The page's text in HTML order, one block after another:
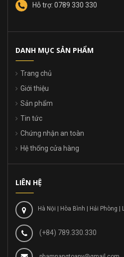
Hỗ trợ: 0789 330 330
DANH MỤC SẢN PHẨM
Trang chủ
Giới thiệu
Sản phẩm
Tin tức
Chứng nhận an toàn
Hệ thống cửa hàng
LIÊN HỆ
Hà Nội | Hòa Bình | Hải Phòng |
(+84) 789.330.330